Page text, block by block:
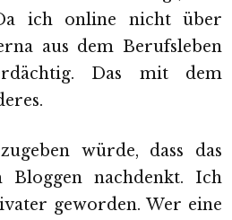
ich online nicht über
aus dem Berufsleben
Das mit dem
würde, dass das
nachdenkt. Ich
geworden. Wer eine